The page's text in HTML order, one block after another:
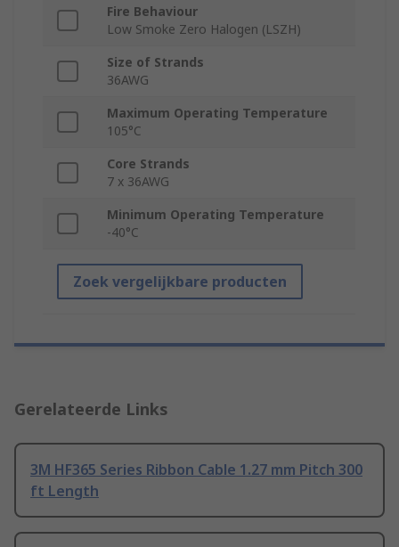
Fire Behaviour
Low Smoke Zero Halogen (LSZH)
Size of Strands
36AWG
Maximum Operating Temperature
105°C
Core Strands
7 x 36AWG
Minimum Operating Temperature
-40°C
Zoek vergelijkbare producten
Gerelateerde Links
3M HF365 Series Ribbon Cable 1.27 mm Pitch 300
ft Length